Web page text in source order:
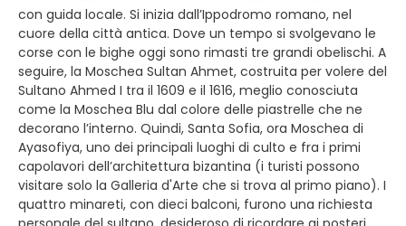
con guida locale. Si inizia dall’Ippodromo romano, nel
cuore della città antica. Dove un tempo si svolgevano le
corse con le bighe oggi sono rimasti tre grandi obelischi. A
seguire, la Moschea Sultan Ahmet, costruita per volere del
Sultano Ahmed I tra il 1609 e il 1616, meglio conosciuta
come la Moschea Blu dal colore delle piastrelle che ne
decorano l’interno. Quindi, Santa Sofia, ora Moschea di
Ayasofiya, uno dei principali luoghi di culto e fra i primi
capolavori dell’architettura bizantina (i turisti possono
visitare solo la Galleria d'Arte che si trova al primo piano). I
quattro minareti, con dieci balconi, furono una richiesta